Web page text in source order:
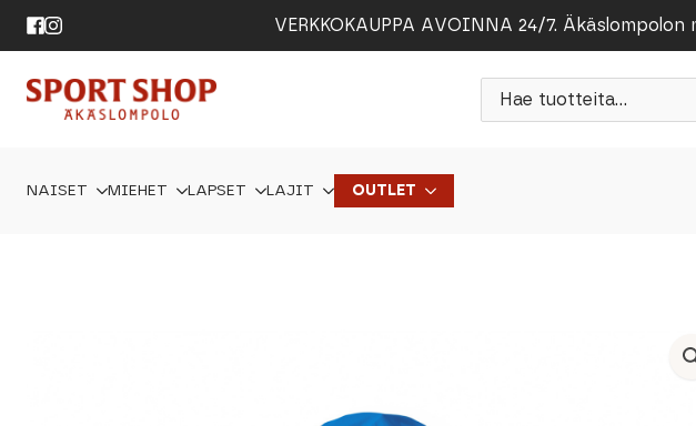
VERKKOKAUPPA AVOINNA 24/7. Äkäslompolon
Products
search
NAISET MIEHET LAPSET LAJIT OUTLET